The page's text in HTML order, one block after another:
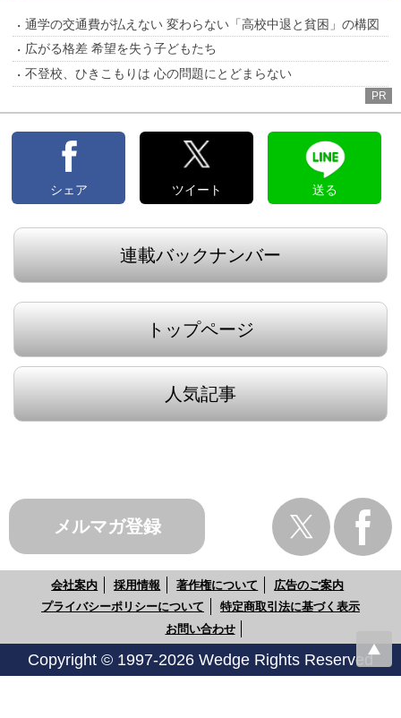
通学の交通費が払えない 変わらない「高校中退と貧困」の構図
広がる格差 希望を失う子どもたち
不登校、ひきこもりは 心の問題にとどまらない
PR
シェア ツイート 送る
連載バックナンバー
トップページ
人気記事
メルマガ登録
会社案内 採用情報 著作権について
広告のご案内
プライバシーポリシーについて
特定商取引法に基づく表示
お問い合わせ
Copyright © 1997-2026 Wedge Rights Reserved